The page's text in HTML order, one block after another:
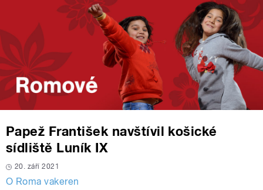
Papež František navštívil košické
sídliště Luník IX
20. září 2021
O Roma vakeren